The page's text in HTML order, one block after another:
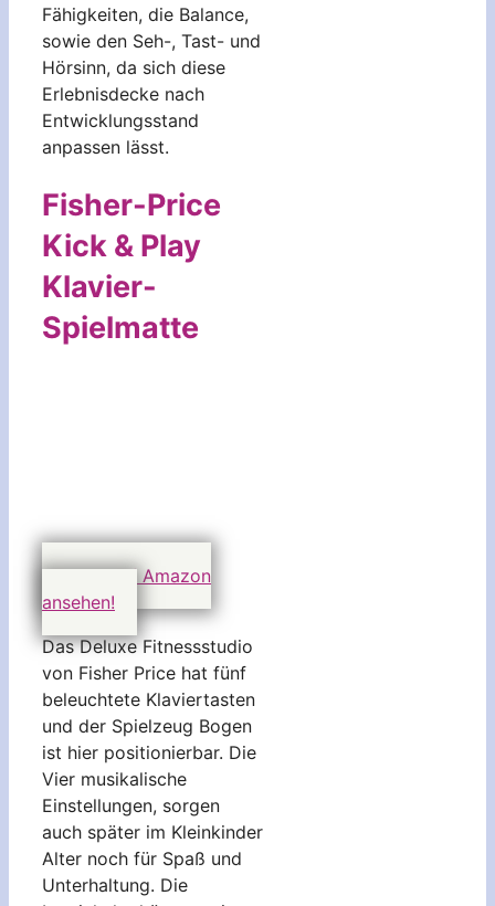
Fähigkeiten, die Balance,
sowie den Seh-, Tast- und
Hörsinn, da sich diese
Erlebnisdecke nach
Entwicklungsstand
anpassen lässt.
Fisher-Price
Kick & Play
Klavier-
Spielmatte
Preis auf Amazon
ansehen!
Das Deluxe Fitnessstudio
von Fisher Price hat fünf
beleuchtete Klaviertasten
und der Spielzeug Bogen
ist hier positionierbar. Die
Vier musikalische
Einstellungen, sorgen
auch später im Kleinkinder
Alter noch für Spaß und
Unterhaltung. Die